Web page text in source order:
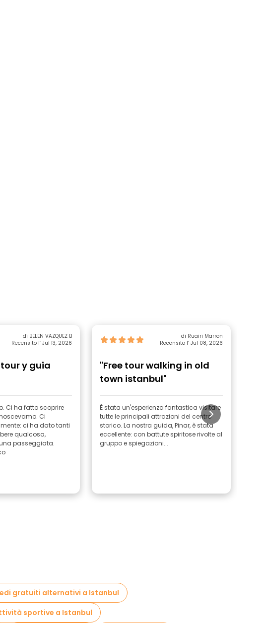
di BELEN VAZQUEZ B
Recensito l’ Jul 13, 2026
y guia
Ci ha fatto scoprire
Ci
ci ha dato tanti
qualcosa,
passeggiata.
di Ruairi Marron
Recensito l’ Jul 08, 2026
"Free tour walking in old
town istanbul"
È stata un'esperienza fantastica visitare
tutte le principali attrazioni del centro
storico. La nostra guida, Pinar, è stata
eccellente: con battute spiritose rivolte al
gruppo e spiegazioni...
gratuiti alternativi a Istanbul
sportive a Istanbul